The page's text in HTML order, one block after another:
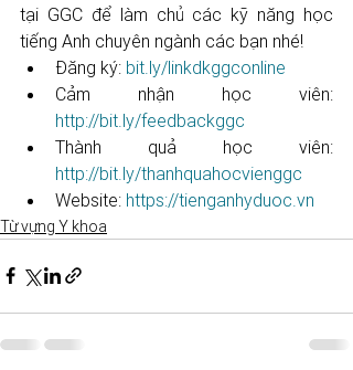
tại GGC để làm chủ các kỹ năng học
tiếng Anh chuyên ngành các bạn nhé!
Đăng ký: bit.ly/linkdkggconline
http://bit.ly/feedbackggc
http://bit.ly/thanhquahocvienggc
Website: https://tienganhyduoc.vn
Từ vựng Y khoa